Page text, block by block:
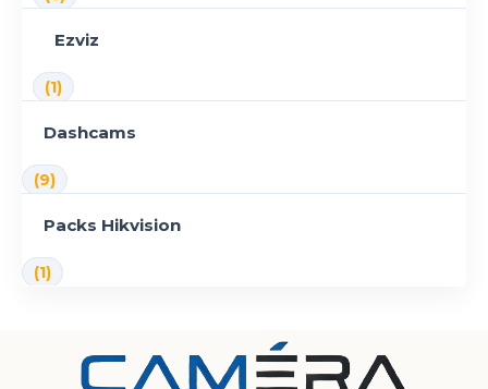
Ezviz
(1)
Dashcams
(9)
Packs Hikvision
(1)